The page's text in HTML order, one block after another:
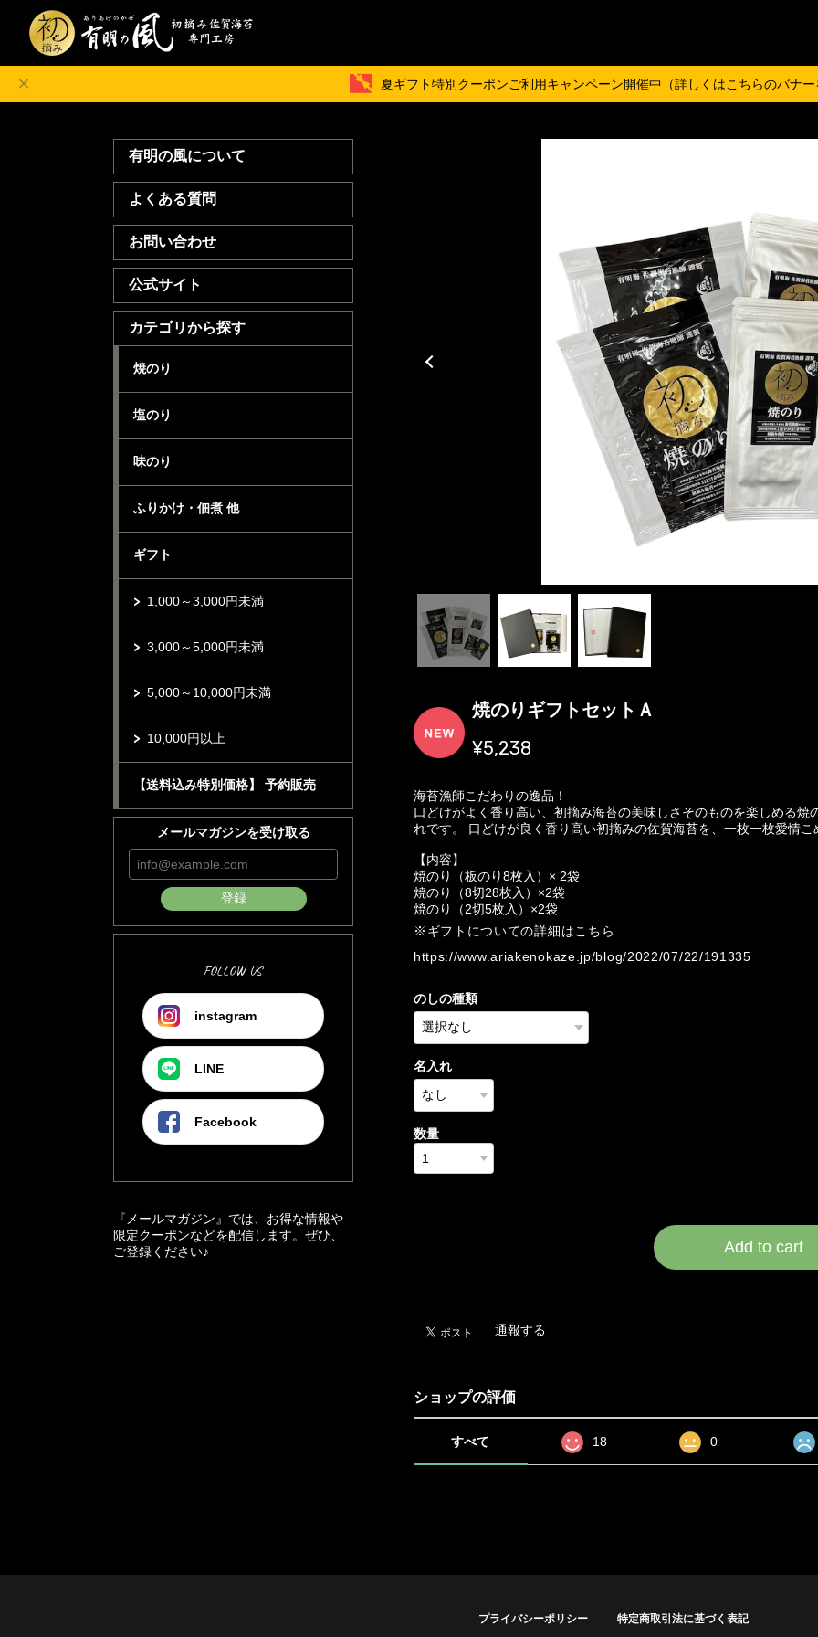
夏ギフト特別クーポンご利用キャンペーン開催中（詳しくはこちらのバナー
有明の風について
よくある質問
お問い合わせ
公式サイト
カテゴリから探す
焼のり
塩のり
味のり
ふりかけ・佃煮 他
ギフト
1,000～3,000円未満
3,000～5,000円未満
5,000～10,000円未満
10,000円以上
【送料込み特別価格】 予約販売
メールマガジンを受け取る
登録
FOLLOW US
instagram
LINE
Facebook
『メールマガジン』では、お得な情報や
限定クーポンなどを配信します。ぜひ、
ご登録ください♪
焼のりギフトセットＡ
¥5,238
海苔漁師こだわりの逸品！
口どけがよく香り高い、初摘み海苔の美味しさそのものを楽しめる
れです。 口どけが良く香り高い初摘みの佐賀海苔を、一枚一枚愛情こ
【内容】
焼のり（板のり8枚入）× 2袋
焼のり（8切28枚入）×2袋
焼のり（2切5枚入）×2袋
※ギフトについての詳細はこちら
https://www.ariakenokaze.jp/blog/2022/07/22/191335
のしの種類
名入れ
数量
Add to cart
通報する
ショップの評価
すべて 18 0
プライバシーポリシー 特定商取引法に基づく表記